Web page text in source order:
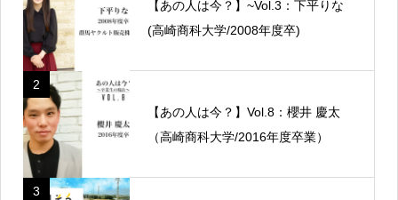
【あの人は今？】~Vol.3：下平りな
(高崎商科大学/2008年度卒)
2
【あの人は今？】Vol.8：櫻井 慶太
（高崎商科大学/2016年度卒業）
3